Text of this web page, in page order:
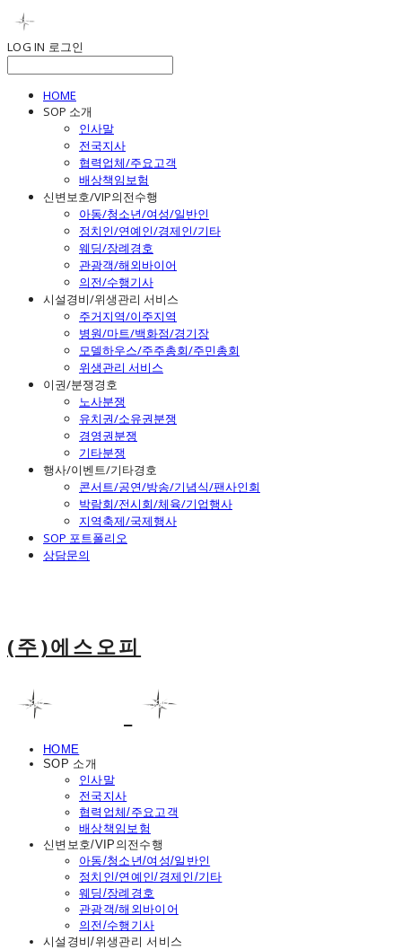
LOG IN 로그인
HOME
SOP 소개
인사말
전국지사
협력업체/주요고객
배상책임보험
신변보호/VIP의전수행
아동/청소년/여성/일반인
정치인/연예인/경제인/기타
웨딩/장례경호
관광객/해외바이어
의전/수행기사
시설경비/위생관리 서비스
주거지역/이주지역
병원/마트/백화점/경기장
모델하우스/주주총회/주민총회
위생관리 서비스
이권/분쟁경호
노사분쟁
유치권/소유권분쟁
경영권분쟁
기타분쟁
행사/이벤트/기타경호
콘서트/공연/방송/기념식/팬사인회
박람회/전시회/체육/기업행사
지역축제/국제행사
SOP 포트폴리오
상담문의
(주)에스오피
HOME
SOP 소개
인사말
전국지사
협력업체/주요고객
배상책임보험
신변보호/VIP의전수행
아동/청소년/여성/일반인
정치인/연예인/경제인/기타
웨딩/장례경호
관광객/해외바이어
의전/수행기사
시설경비/위생관리 서비스